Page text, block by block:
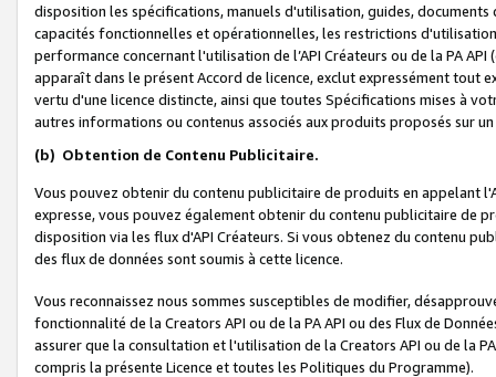
disposition les spécifications, manuels d'utilisation, guides,
capacités fonctionnelles et opérationnelles, les restrictions
performance concernant l'utilisation de l’API Créateurs ou de la PA
apparaît dans le présent Accord de licence, exclut expressément tout
vertu d'une licence distincte, ainsi que toutes Spécifications mises à
autres informations ou contenus associés aux produits proposés sur
(b) Obtention de Contenu Publicitaire.
Vous pouvez obtenir du contenu publicitaire de produits en appelant
expresse, vous pouvez également obtenir du contenu publicitaire de
disposition via les flux d'API Créateurs. Si vous obtenez du contenu
des flux de données sont soumis à cette licence.
Vous reconnaissez nous sommes susceptibles de modifier,
fonctionnalité de la Creators API ou de la PA API ou des Flux de
assurer que la consultation et l'utilisation de la Creators API ou de la
compris la présente Licence et toutes les Politiques du Programme).